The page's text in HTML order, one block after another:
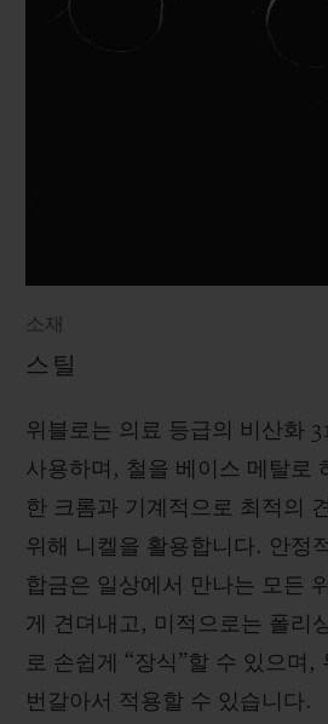
소재
스틸
위블로는 의료 등급의 비산화
사용하며, 철을 베이스 메탈로
한 크롬과 기계적으로 최적의
위해 니켈을 활용합니다. 안정
합금은 일상에서 만나는 모든
게 견뎌내고, 미적으로는 폴리
로 손쉽게 “장식”할 수 있으며,
번갈아서 적용할 수 있습니다.